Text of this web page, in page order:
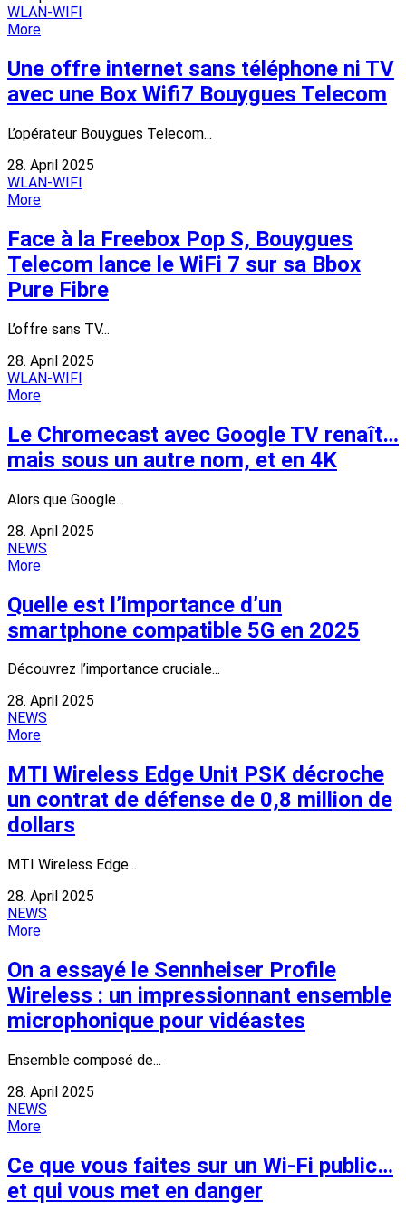
WLAN-WIFI
More
Une offre internet sans téléphone ni TV
avec une Box Wifi7 Bouygues Telecom
L’opérateur Bouygues Telecom...
28. April 2025
WLAN-WIFI
More
Face à la Freebox Pop S, Bouygues
Telecom lance le WiFi 7 sur sa Bbox
Pure Fibre
L’offre sans TV...
28. April 2025
WLAN-WIFI
More
Le Chromecast avec Google TV renaît…
mais sous un autre nom, et en 4K
Alors que Google...
28. April 2025
NEWS
More
Quelle est l’importance d’un
smartphone compatible 5G en 2025
Découvrez l’importance cruciale...
28. April 2025
NEWS
More
MTI Wireless Edge Unit PSK décroche
un contrat de défense de 0,8 million de
dollars
MTI Wireless Edge...
28. April 2025
NEWS
More
On a essayé le Sennheiser Profile
Wireless : un impressionnant ensemble
microphonique pour vidéastes
Ensemble composé de...
28. April 2025
NEWS
More
Ce que vous faites sur un Wi-Fi public…
et qui vous met en danger